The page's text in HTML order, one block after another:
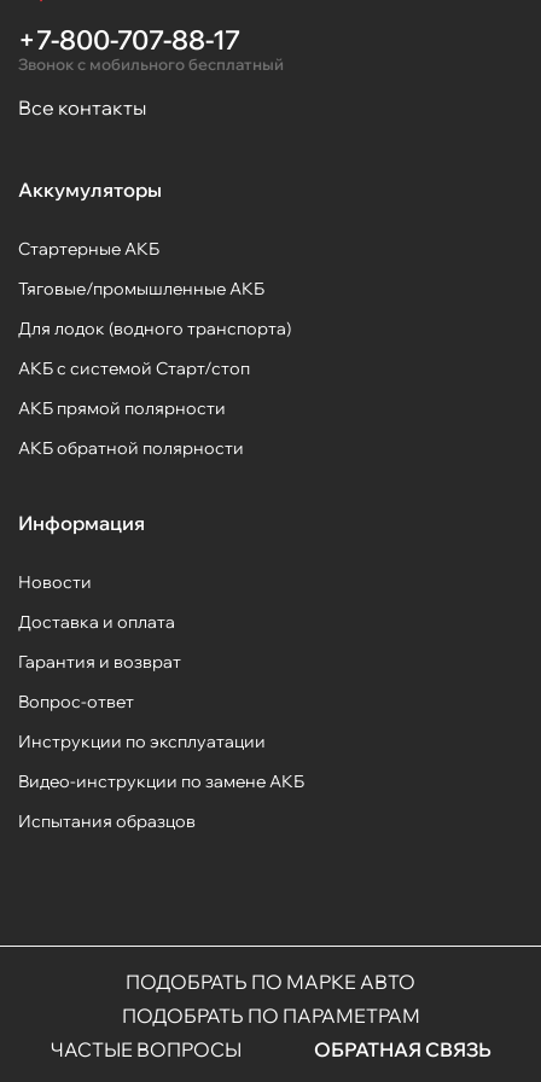
+7-800-707-88-17
Звонок с мобильного бесплатный
Все контакты
Аккумуляторы
Стартерные АКБ
Тяговые/промышленные АКБ
Для лодок (водного транспорта)
АКБ с системой Старт/стоп
АКБ прямой полярности
АКБ обратной полярности
Информация
Новости
Доставка и оплата
Гарантия и возврат
Вопрос-ответ
Инструкции по эксплуатации
Видео-инструкции по замене АКБ
Испытания образцов
ПОДОБРАТЬ ПО МАРКЕ АВТО
ПОДОБРАТЬ ПО ПАРАМЕТРАМ
ЧАСТЫЕ ВОПРОСЫ
ОБРАТНАЯ СВЯЗЬ